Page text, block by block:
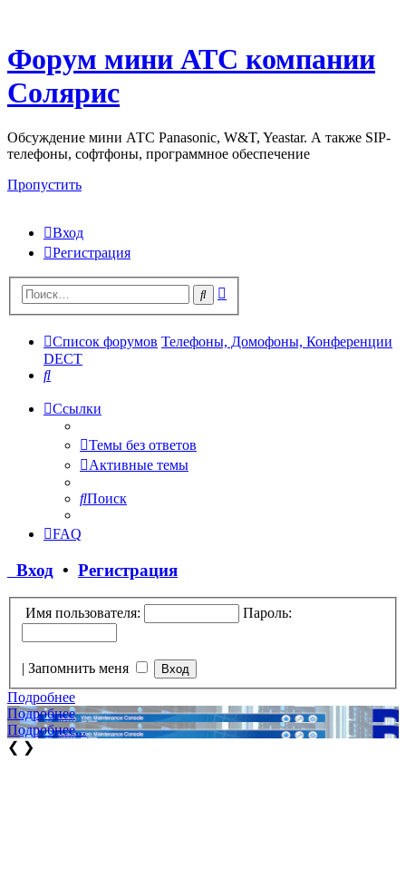
Форум мини АТС компании
Солярис
Обсуждение мини АТС Panasonic, W&T, Yeastar. А также SIP-
телефоны, софтфоны, программное обеспечение
Пропустить
Вход
Регистрация
Поиск
Список форумов Телефоны, Домофоны, Конференции
DECT
Поиск
Ссылки
Темы без ответов
Активные темы
Поиск
FAQ
Вход • Регистрация
Имя пользователя: Пароль:
| Запомнить меня
Подробнее
Подробнее
Подробнее...
❮ ❯